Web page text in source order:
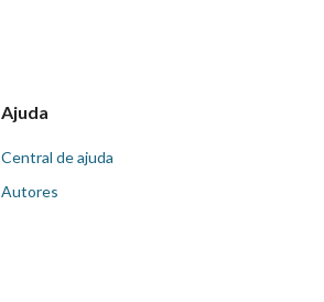
Ajuda
Central de ajuda
Autores